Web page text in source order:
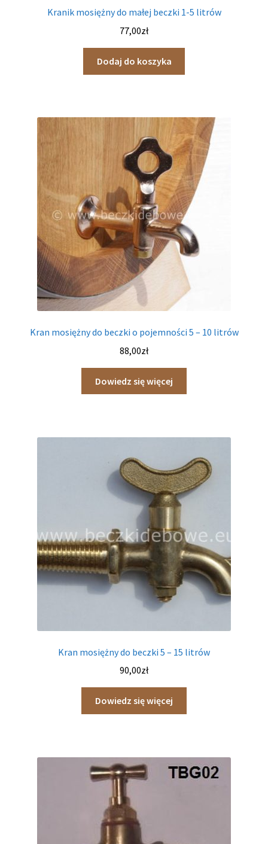
Kranik mosiężny do małej beczki 1-5 litrów
77,00zł
Dodaj do koszyka
Kran mosiężny do beczki o pojemności 5 – 10 litrów
88,00zł
Dowiedz się więcej
Kran mosiężny do beczki 5 – 15 litrów
90,00zł
Dowiedz się więcej